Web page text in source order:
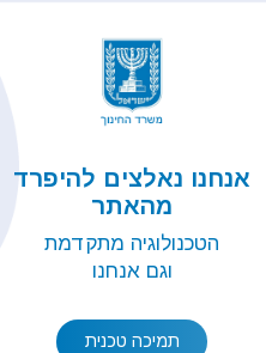
אנחנו נאלצים להיפרד
מהאתר
הטכנולוגיה מתקדמת
וגם אנחנו
תמיכה טכנית